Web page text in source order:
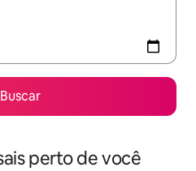
Buscar
perto de você